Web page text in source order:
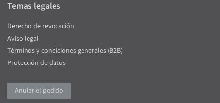
Temas legales
Derecho de revocación
Aviso legal
Términos y condiciones generales (B2B)
Protección de datos
Anular el pedido